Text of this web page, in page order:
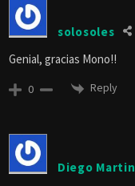
solosoles
Genial, gracias Mono!!
0 Reply
Diego Martin